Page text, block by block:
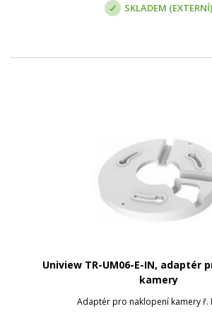
SKLADEM (EXTERNÍ)
Uniview TR-UM06-E-IN, adaptér
kamery
Adaptér pro naklopení kamery ř.